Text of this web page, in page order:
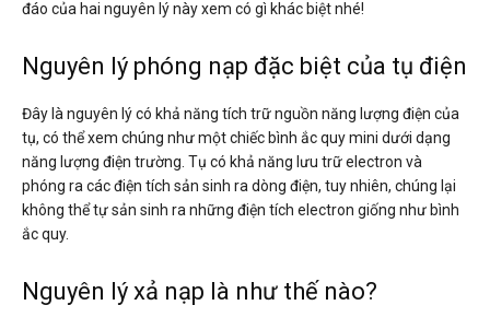
đáo của hai nguyên lý này xem có gì khác biệt nhé!
Nguyên lý phóng nạp đặc biệt của tụ điện
Đây là nguyên lý có khả năng tích trữ nguồn năng lượng điện của
tụ, có thể xem chúng như một chiếc bình ắc quy mini dưới dạng
năng lượng điện trường. Tụ có khả năng lưu trữ electron và
phóng ra các điện tích sản sinh ra dòng điện, tuy nhiên, chúng lại
không thể tự sản sinh ra những điện tích electron giống như bình
ắc quy.
Nguyên lý xả nạp là như thế nào?